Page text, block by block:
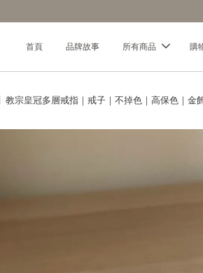
首頁 品牌故事 所有商品 購
教宗皇冠多層戒指｜戒子｜不掉色｜高保色｜金